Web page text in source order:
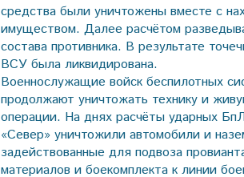
средства были уничтожены вместе с
имуществом. Далее расчётом
состава противника. В результате
ВСУ была ликвидирована.
Военнослужащие войск беспилотных
продолжают уничтожать технику и
операции. На днях расчёты ударных
«Север» уничтожили автомобили и
задействованные для подвоза
материалов и боекомплекта к линии